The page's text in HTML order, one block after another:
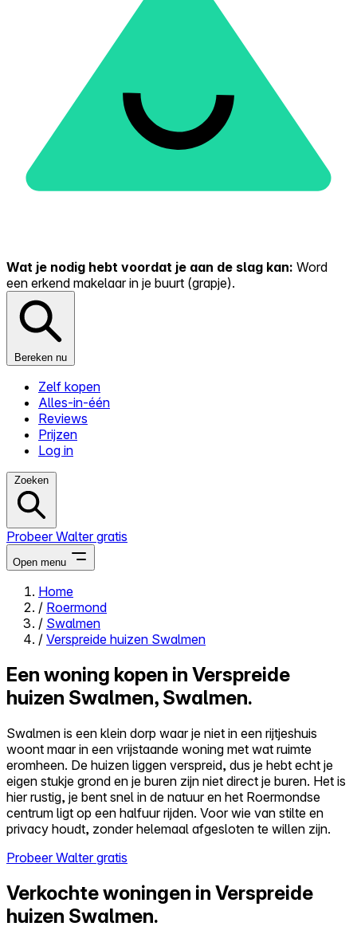
Wat je nodig hebt voordat je aan de slag kan: Word
een erkend makelaar in je buurt (grapje).
Bereken nu
Zelf kopen
Alles-in-één
Reviews
Prijzen
Log in
Zoeken
Probeer Walter gratis
Open menu
Close menu
Zelf kopen
Reviews
Prijzen
Log in
Probeer Walter gratis
Home
/ Roermond
/ Swalmen
/ Verspreide huizen Swalmen
Een woning kopen in Verspreide
huizen Swalmen, Swalmen.
Swalmen is een klein dorp waar je niet in een rijtjeshuis
woont maar in een vrijstaande woning met wat ruimte
eromheen. De huizen liggen verspreid, dus je hebt echt je
eigen stukje grond en je buren zijn niet direct je buren. Het is
hier rustig, je bent snel in de natuur en het Roermondse
centrum ligt op een halfuur rijden. Voor wie van stilte en
privacy houdt, zonder helemaal afgesloten te willen zijn.
Probeer Walter gratis
Verkochte woningen in Verspreide
huizen Swalmen.